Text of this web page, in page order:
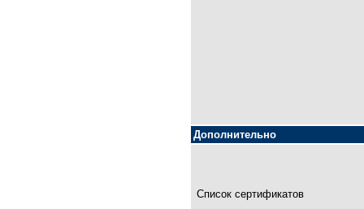
Дополнительно
Список сертификатов